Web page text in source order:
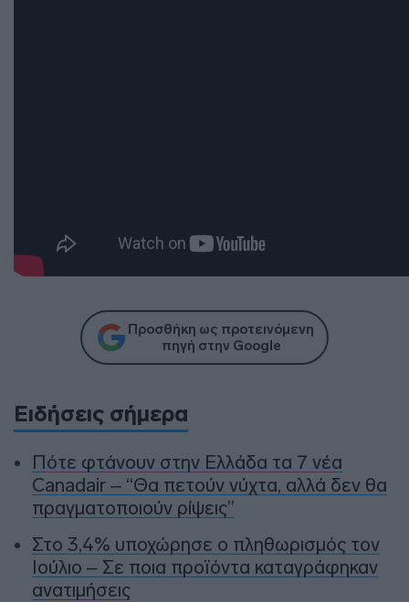
Προσθήκη ως προτεινόμενη
πηγή στην Google
Ειδήσεις σήμερα
Πότε φτάνουν στην Ελλάδα τα 7 νέα
Canadair – “Θα πετούν νύχτα, αλλά δεν θα
πραγματοποιούν ρίψεις”
Στο 3,4% υποχώρησε ο πληθωρισμός τον
Ιούλιο – Σε ποια προϊόντα καταγράφηκαν
ανατιμήσεις